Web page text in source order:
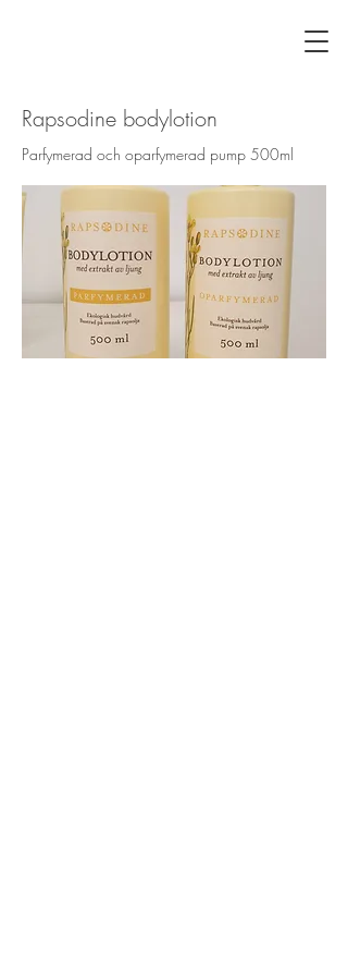
Rapsodine bodylotion
Parfymerad och oparfymerad pump 500ml